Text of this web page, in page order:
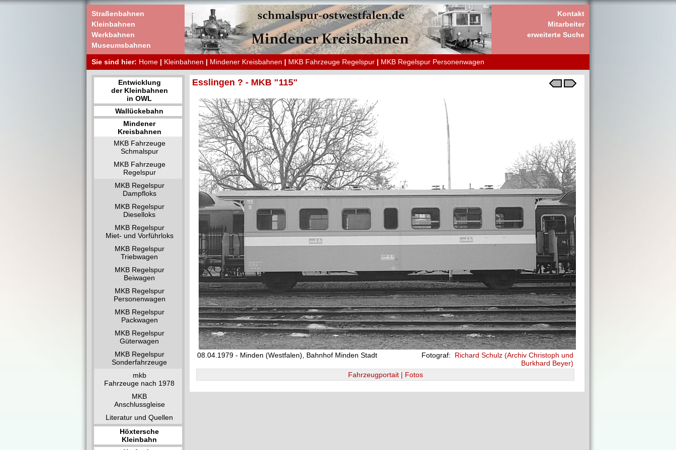
Straßenbahnen
Kleinbahnen
Werkbahnen
Museumsbahnen
Kontakt
Mitarbeiter
erweiterte Suche
Sie sind hier: Home | Kleinbahnen | Mindener Kreisbahnen | MKB Fahrzeuge Regelspur | MKB Regelspur Personenwagen
Entwicklung
der Kleinbahnen
in OWL
Wallückebahn
Mindener
Kreisbahnen
MKB Fahrzeuge
Schmalspur
MKB Fahrzeuge
Regelspur
MKB Regelspur
Dampfloks
MKB Regelspur
Dieselloks
MKB Regelspur
Miet- und Vorführloks
MKB Regelspur
Triebwagen
MKB Regelspur
Beiwagen
MKB Regelspur
Personenwagen
MKB Regelspur
Packwagen
MKB Regelspur
Güterwagen
MKB Regelspur
Sonderfahrzeuge
mkb
Fahrzeuge nach 1978
MKB
Anschlussgleise
Literatur und Quellen
Höxtersche
Kleinbahn
Esslingen ? - MKB "115"
08.04.1979 - Minden (Westfalen), Bahnhof Minden Stadt Fotograf:
Richard Schulz (Archiv Christoph und
Burkhard Beyer)
Fahrzeugportait | Fotos